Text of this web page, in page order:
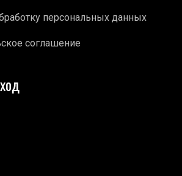
персональных данных
соглашение